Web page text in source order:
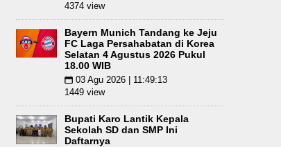
4374 view
Bayern Munich Tandang ke Jeju
FC Laga Persahabatan di Korea
Selatan 4 Agustus 2026 Pukul
18.00 WIB
📅 03 Agu 2026 | 11:49:13
1449 view
Bupati Karo Lantik Kepala
Sekolah SD dan SMP Ini
Daftarnya